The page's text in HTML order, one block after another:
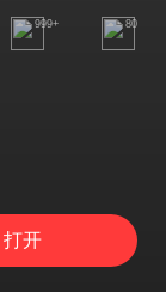
999+ 80
打开